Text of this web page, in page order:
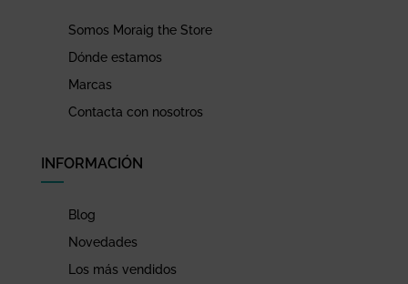
Somos Moraig the Store
Dónde estamos
Marcas
Contacta con nosotros
INFORMACIÓN
Blog
Novedades
Los más vendidos